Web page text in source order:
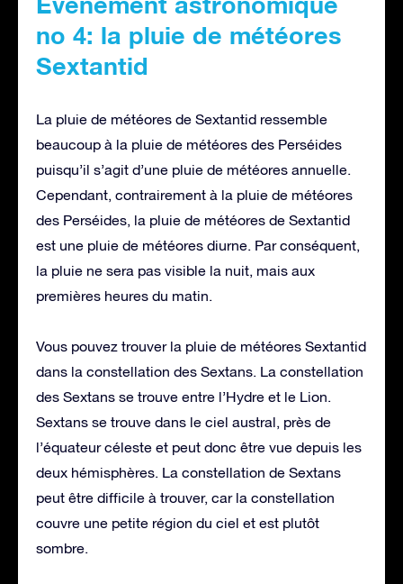
no 4: la pluie de météores
Sextantid
La pluie de météores de Sextantid ressemble
beaucoup à la pluie de météores des Perséides
puisqu’il s’agit d’une pluie de météores annuelle.
Cependant, contrairement à la pluie de météores
des Perséides, la pluie de météores de Sextantid
est une pluie de météores diurne. Par conséquent,
la pluie ne sera pas visible la nuit, mais aux
premières heures du matin.
Vous pouvez trouver la pluie de météores Sextantid
dans la constellation des Sextans. La constellation
des Sextans se trouve entre l’Hydre et le Lion.
Sextans se trouve dans le ciel austral, près de
l’équateur céleste et peut donc être vue depuis les
deux hémisphères. La constellation de Sextans
peut être difficile à trouver, car la constellation
couvre une petite région du ciel et est plutôt
sombre.